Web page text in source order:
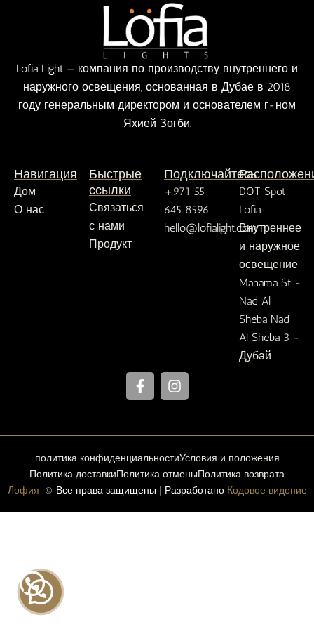
Lofia Light — компания по производству внутреннего и
наружного освещения, основанная в Дубае в 2018
году генеральным директором и основателем г-ном
Яхией Зогби.
Навигация
Дом
О нас
Быстрые
ссылки
Связаться
с нами
Продукт
Подключайтесь
+971 55
645 8596
hello@lofialight.com
DOT Spot
Lofia
Внутреннее
и наружное
освещение
Manama St -
Nad Al
Sheba Nad
Al Sheba 3 -
Дубай
F
a
b
o
k
-
I
n
a
r
a
m
политика конфиденциальностиУсловия и положения
Политика доставкиПолитика отменыПолитика возврата
Лофия © Все права защищены | Разработано Кодовое видение